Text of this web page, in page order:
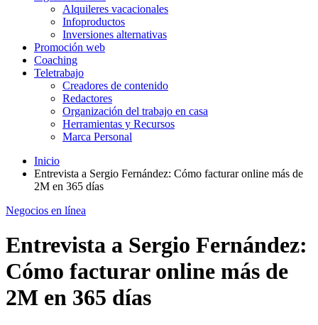
Alquileres vacacionales
Infoproductos
Inversiones alternativas
Promoción web
Coaching
Teletrabajo
Creadores de contenido
Redactores
Organización del trabajo en casa
Herramientas y Recursos
Marca Personal
Inicio
Entrevista a Sergio Fernández: Cómo facturar online más de
2M en 365 días
Negocios en línea
Entrevista a Sergio Fernández:
Cómo facturar online más de
2M en 365 días